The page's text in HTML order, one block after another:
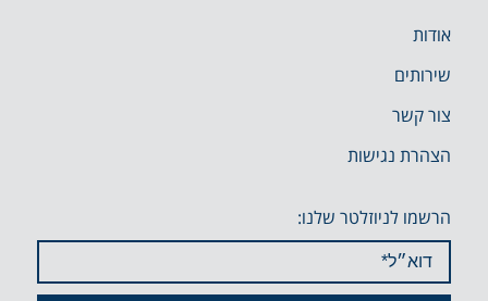
אודות
שירותים
צור קשר
הצהרת נגישות
הרשמו לניוזלטר שלנו: